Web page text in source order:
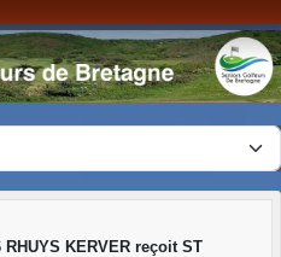
RHUYS KERVER reçoit ST